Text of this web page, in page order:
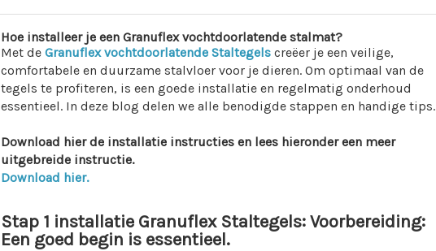
Hoe installeer je een Granuflex vochtdoorlatende stalmat?
Met deGranuflex vochtdoorlatende Staltegels creëer je een veilige,
comfortabele en duurzame stalvloer voor je dieren. Om optimaal van de
tegels te profiteren, is een goede installatie en regelmatig onderhoud
essentieel. In deze blog delen we alle benodigde stappen en handige tips.
Download hier de installatie instructies en lees hieronder een meer
uitgebreide instructie.
Download hier.
Stap 1 installatie Granuflex Staltegels: Voorbereiding:
Een goed begin is essentieel.